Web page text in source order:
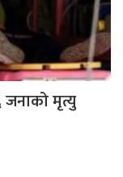
जनाको मृत्यु